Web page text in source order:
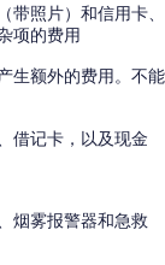
照片）和信用卡、
项的费用
生额外的费用。不能
借记卡，以及现金
烟雾报警器和急救